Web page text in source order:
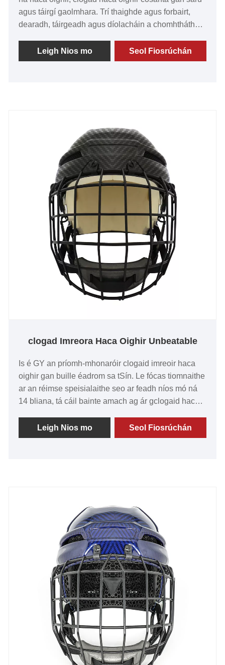
agus táirgí gaolmhara. Trí thaighde agus forbairt,
dearadh, táirgeadh agus díolacháin a chomhtháthú
phacáiste seirbhíse gairmiúla aon-stad cuimsitheach
a sholáthar do chustaiméirí ó dhearadh múnla go
Leigh Nios mo Seol Fiosrúchán
clogad Imreora Haca Oighir Unbeatable
Is é GY an príomh-mhonaróir clogaid imreoir haca
oighir gan buille éadrom sa tSín. Le fócas tiomnaithe
ar an réimse speisialaithe seo ar feadh níos mó ná
14 bliana, tá cáil bainte amach ag ár gclogaid haca
teicneolaíocht táirgthe ceannródaíoch, agus
trealamh chun cinn. Tá meas ag custaiméirí sa
Leigh Nios mo Seol Fiosrúchán